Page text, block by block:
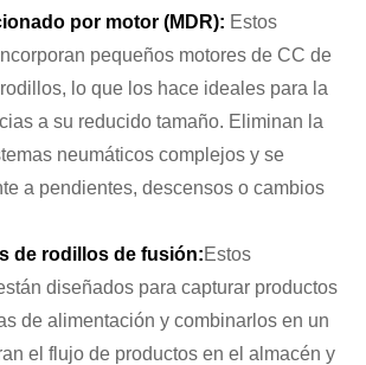
por motor (MDR): Estos
pequeños motores de CC de
lo que los hace ideales para la
a su reducido tamaño. Eliminan la
neumáticos complejos y se
a pendientes, descensos o cambios
de rodillos de fusión:Estos
diseñados para capturar productos
de alimentación y combinarlos en un
el flujo de productos en el almacén y